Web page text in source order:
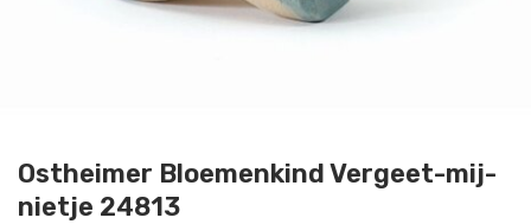
Ostheimer Bloemenkind Vergeet-mij-
nietje 24813